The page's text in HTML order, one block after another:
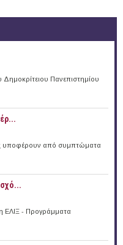
Πανεπιστημίου
υποφέρουν από συμπτώματα
ΕΛΙΞ - Προγράμματα